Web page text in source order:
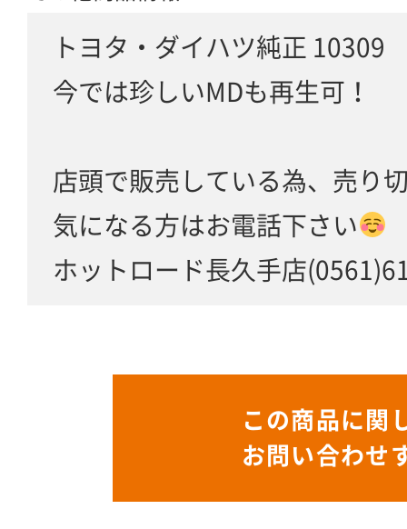
トヨタ・ダイハツ純正 10309
今では珍しいMDも再生可！
店頭で販売している為、売り
気になる方はお電話下さい
ホットロード長久手店
この商品に関
お問い合わせ